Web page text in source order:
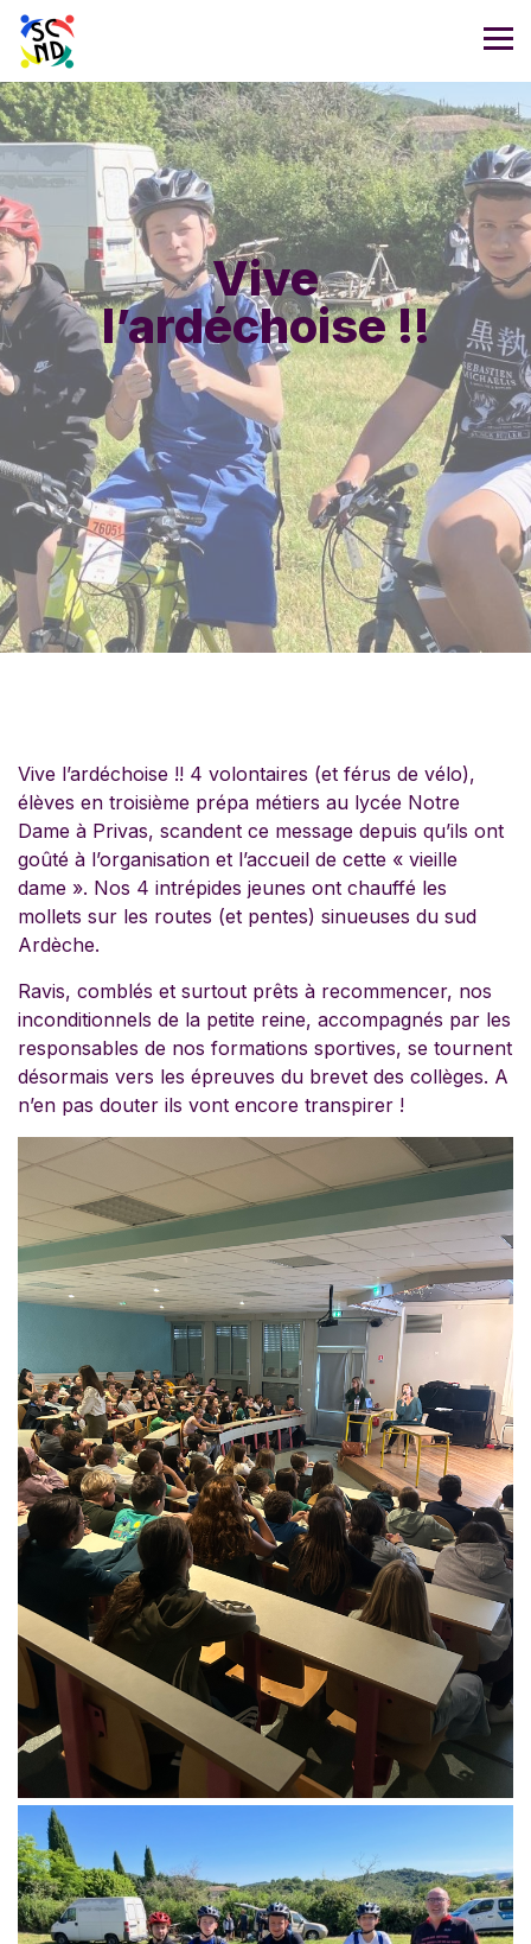
Vive
l’ardéchoise !!
Vive l’ardéchoise !! 4 volontaires (et férus de vélo),
élèves en troisième prépa métiers au lycée Notre
Dame à Privas, scandent ce message depuis qu’ils ont
goûté à l’organisation et l’accueil de cette « vieille
dame ». Nos 4 intrépides jeunes ont chauffé les
mollets sur les routes (et pentes) sinueuses du sud
Ardèche.
Ravis, comblés et surtout prêts à recommencer, nos
inconditionnels de la petite reine, accompagnés par les
responsables de nos formations sportives, se tournent
désormais vers les épreuves du brevet des collèges. A
n’en pas douter ils vont encore transpirer !